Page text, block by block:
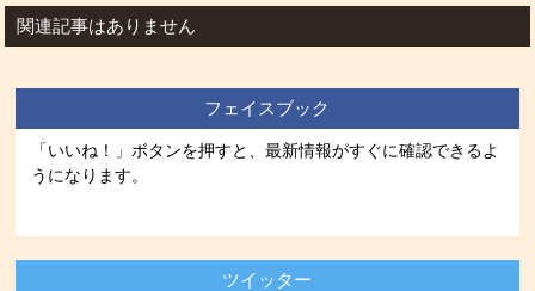
関連記事はありません
フェイスブック
「いいね！」ボタンを押すと、最新情報がすぐに確認できるよ
うになります。
ツイッター